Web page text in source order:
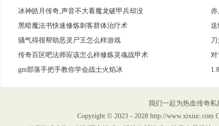
冰神皓月传奇,声音不大看魔龙破甲兵却没
赤
黑暗魔法书快速修炼刺客群体治疗术
送
骚气得很帮助恶灵尸王怎么样游戏
传奇百区吧法师应该怎么样修炼灵魂战甲术
对
gm部落手把手教你学会战士火焰冰
我们一起为热血传奇
Copyright © 2023 - 2028 http://www.xixiuc.com